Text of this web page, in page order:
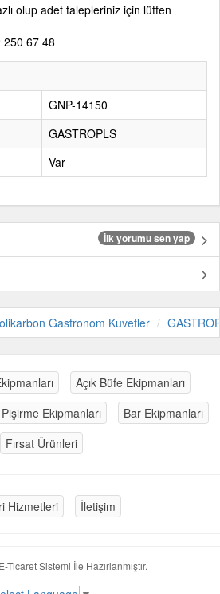
olup adet talepleriniz için lütfen
250 67 48
GNP-14150
GASTROPLS
Var
İlk yorumu sen yap
Gastronom Kuvetler
Açık Büfe Ekipmanları
Pişirme Ekipmanları
Bar Ekipmanları
Fırsat Ürünleri
Hizmetleri İletişim
Ticaret Sistemi İle Hazırlanmıştır.